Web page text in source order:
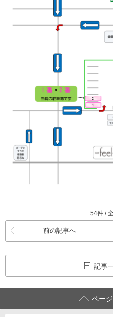
54件 /
前の記事へ
記事
ペー